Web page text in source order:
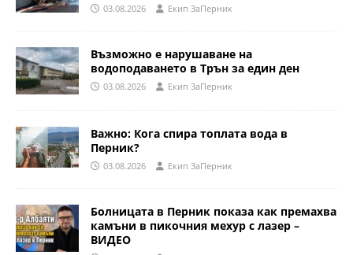
03.08.2026 Eкип ЗаПерник
Възможно е нарушаване на
водоподаването в Трън за един ден
03.08.2026 Eкип ЗаПерник
Важно: Кога спира топлата вода в
Перник?
03.08.2026 Eкип ЗаПерник
Болницата в Перник показа как премахва
камъни в пикочния мехур с лазер –
ВИДЕО